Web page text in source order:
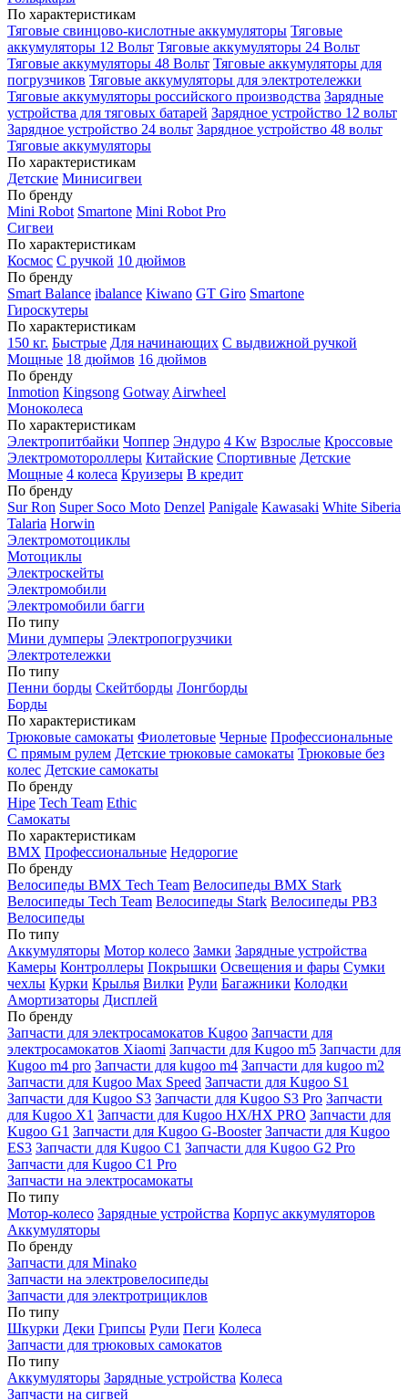
По характеристикам
Тяговые свинцово-кислотные аккумуляторы Тяговые
аккумуляторы 12 Вольт Тяговые аккумуляторы 24 Вольт
Тяговые аккумуляторы 48 Вольт Тяговые аккумуляторы для
погрузчиков Тяговые аккумуляторы для электротележки
Тяговые аккумуляторы российского производства Зарядные
устройства для тяговых батарей Зарядное устройство 12 вольт
Зарядное устройство 24 вольт Зарядное устройство 48 вольт
Тяговые аккумуляторы
По характеристикам
Детские Минисигвеи
По бренду
Mini Robot Smartone Mini Robot Pro
Сигвеи
По характеристикам
Космос С ручкой 10 дюймов
По бренду
Smart Balance ibalance Kiwano GT Giro Smartone
Гироскутеры
По характеристикам
150 кг. Быстрые Для начинающих С выдвижной ручкой
Мощные 18 дюймов 16 дюймов
По бренду
Inmotion Kingsong Gotway Airwheel
Моноколеса
По характеристикам
Электропитбайки Чоппер Эндуро 4 Kw Взрослые Кроссовые
Электромотороллеры Китайские Спортивные Детские
Мощные 4 колеса Круизеры В кредит
По бренду
Sur Ron Super Soco Moto Denzel Panigale Kawasaki White Siberia
Talaria Horwin
Электромотоциклы
Мотоциклы
Электроскейты
Электромобили
Электромобили багги
По типу
Мини думперы Электропогрузчики
Электротележки
По типу
Пенни борды Скейтборды Лонгборды
Борды
По характеристикам
Трюковые самокаты Фиолетовые Черные Профессиональные
С прямым рулем Детские трюковые самокаты Трюковые без
колес Детские самокаты
По бренду
Hipe Tech Team Ethic
Самокаты
По характеристикам
BMX Профессиональные Недорогие
По бренду
Велосипеды BMX Tech Team Велосипеды BMX Stark
Велосипеды Tech Team Велосипеды Stark Велосипеды РВЗ
Велосипеды
По типу
Аккумуляторы Мотор колесо Замки Зарядные устройства
Камеры Контроллеры Покрышки Освещения и фары Сумки
чехлы Курки Крылья Вилки Рули Багажники Колодки
Амортизаторы Дисплей
По бренду
Запчасти для электросамокатов Kugoo Запчасти для
электросамокатов Xiaomi Запчасти для Kugoo m5 Запчасти для
Кugoo m4 pro Запчасти для kugoo m4 Запчасти для kugoo m2
Запчасти для Kugoo Max Speed Запчасти для Kugoo S1
Запчасти для Kugoo S3 Запчасти для Kugoo S3 Pro Запчасти
для Kugoo X1 Запчасти для Kugoo HX/HX PRO Запчасти для
Kugoo G1 Запчасти для Kugoo G-Booster Запчасти для Kugoo
ES3 Запчасти для Kugoo C1 Запчасти для Kugoo G2 Pro
Запчасти для Kugoo C1 Pro
Запчасти на электросамокаты
По типу
Мотор-колесо Зарядные устройства Корпус аккумуляторов
Аккумуляторы
По бренду
Запчасти для Minako
Запчасти на электровелосипеды
Запчасти для электротрициклов
По типу
Шкурки Деки Грипсы Рули Пеги Колеса
Запчасти для трюковых самокатов
По типу
Аккумуляторы Зарядные устройства Колеса
Запчасти на сигвей